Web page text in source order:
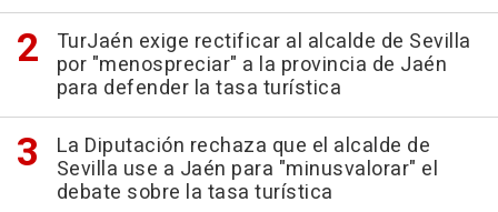
TurJaén exige rectificar al alcalde de Sevilla
por "menospreciar" a la provincia de Jaén
para defender la tasa turística
La Diputación rechaza que el alcalde de
Sevilla use a Jaén para "minusvalorar" el
debate sobre la tasa turística